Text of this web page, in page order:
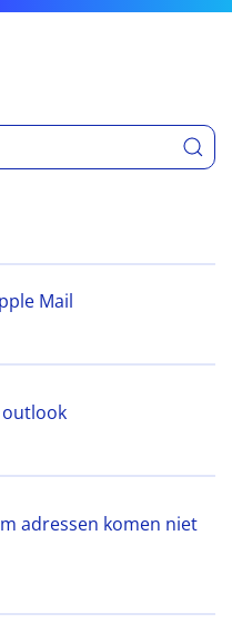
Mail
outlook
adressen komen niet